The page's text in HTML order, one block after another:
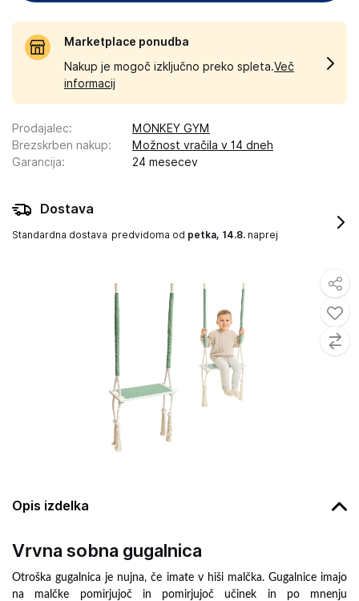
Opis izdelka
Vrvna sobna gugalnica
Otroška gugalnica je nujna, če imate v hiši malčka. Gugalnice imajo
na malčke pomirjujoč in pomirjujoč učinek in po mnenju
Marketplace ponudba
Nakup je mogoč izključno preko spleta.Več
informacij
Prodajalec:
MONKEY GYM
Brezskrben nakup:
Možnost vračila v 14 dneh
Garancija: 24 mesecev
Dostava
Standardna dostava predvidoma od petka, 14.8. naprej